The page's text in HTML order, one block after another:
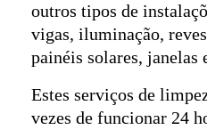
outros tipos de
vigas, iluminação,
painéis solares, janelas
Estes serviços de
vezes de funcionar 24